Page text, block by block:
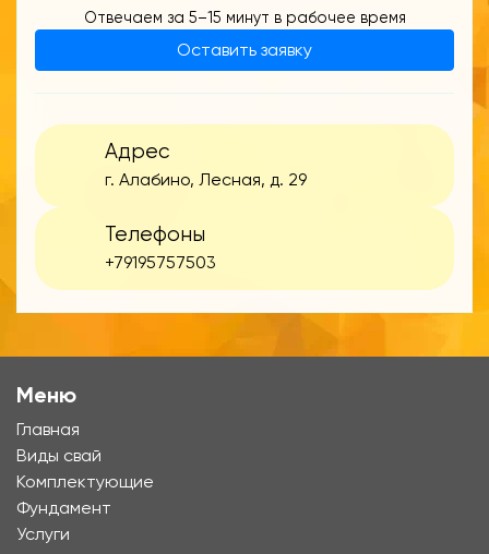
Отвечаем за 5–15 минут в рабочее время
Оставить заявку
Адрес
г. Алабино, Лесная, д. 29
Телефоны
+79195757503
Меню
Главная
Виды свай
Комплектующие
Фундамент
Услуги